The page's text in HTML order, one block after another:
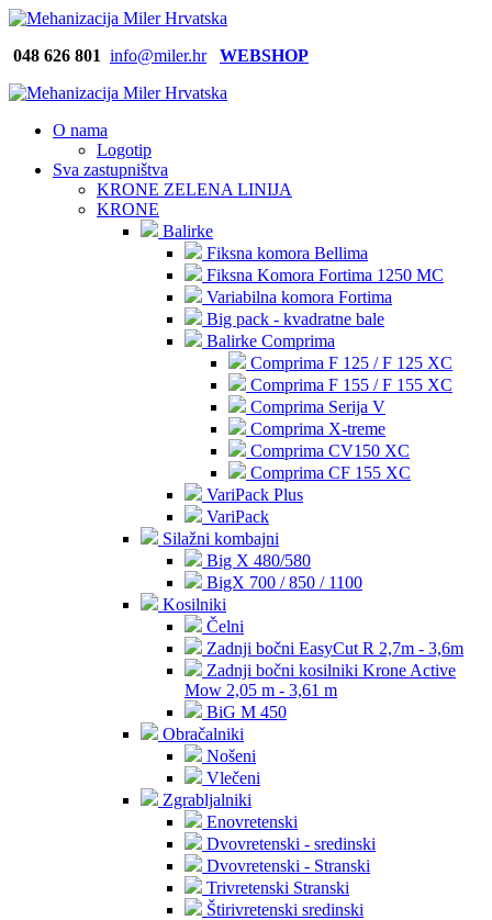
048 626 801 info@miler.hr WEBSHOP
O nama
Logotip
Sva zastupništva
KRONE ZELENA LINIJA
KRONE
Balirke
Fiksna komora Bellima
Fiksna Komora Fortima 1250 MC
Variabilna komora Fortima
Big pack - kvadratne bale
Balirke Comprima
Comprima F 125 / F 125 XC
Comprima F 155 / F 155 XC
Comprima Serija V
Comprima X-treme
Comprima CV150 XC
Comprima CF 155 XC
VariPack Plus
VariPack
Silažni kombajni
Big X 480/580
BigX 700 / 850 / 1100
Kosilniki
Čelni
Zadnji bočni EasyCut R 2,7m - 3,6m
Zadnji bočni kosilniki Krone Active
Mow 2,05 m - 3,61 m
BiG M 450
Obračalniki
Nošeni
Vlečeni
Zgrabljalniki
Enovretenski
Dvovretenski - sredinski
Dvovretenski - Stranski
Trivretenski Stranski
Štirivretenski sredinski